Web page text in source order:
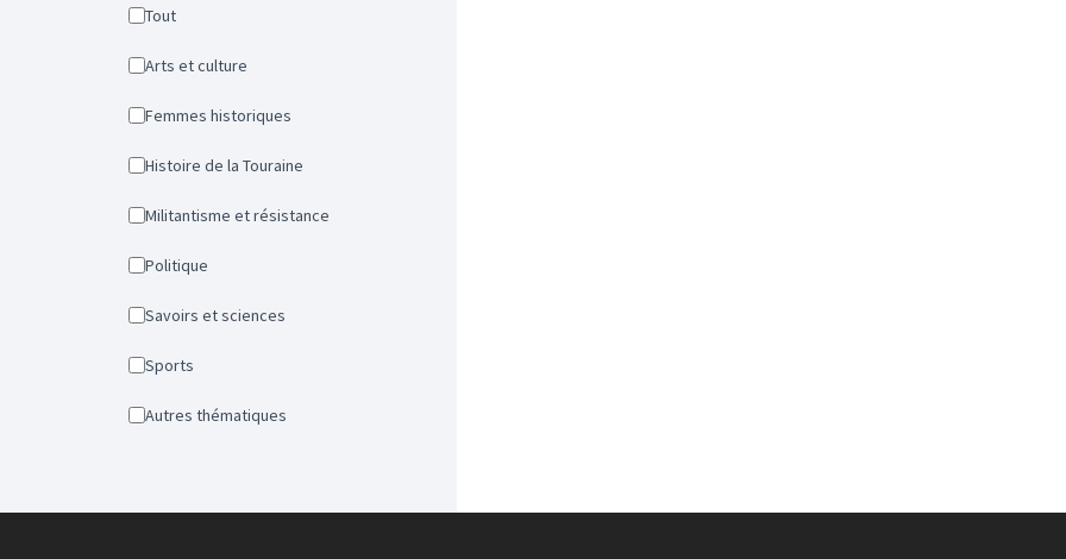
Tout
Arts et culture
Femmes historiques
Histoire de la Touraine
Militantisme et résistance
Politique
Savoirs et sciences
Sports
Autres thématiques